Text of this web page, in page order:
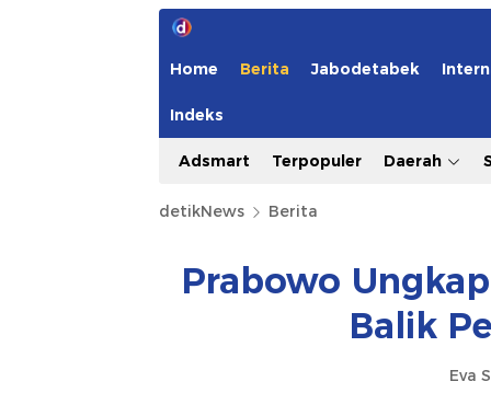
Home Berita Jabodetabek
Indeks
Adsmart Terpopuler Daerah
detikNews Berita
Prabowo
Balik
Eva